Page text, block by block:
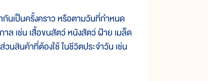
เป็นครั้งคราว หรือตามวันที่กำหนด
เช่น เสื้อขนสัตว์ หนังสัตว์ ฝ้าย เมล็ด
นสินค้าที่ต้องใช้ ในชีวิตประจำวัน เช่น